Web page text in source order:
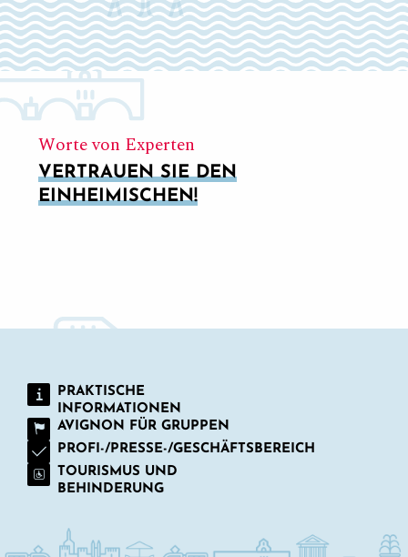
Worte von Experten
VERTRAUEN SIE DEN
EINHEIMISCHEN!
PRAKTISCHE
INFORMATIONEN
AVIGNON FÜR GRUPPEN
PROFI-/PRESSE-/GESCHÄFTSBEREICH
TOURISMUS UND
BEHINDERUNG